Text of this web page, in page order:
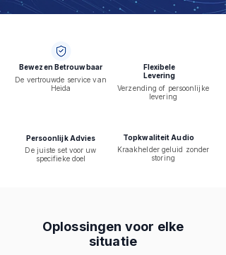
Bewezen Betrouwbaar
De vertrouwde service van
Heida
Flexibele
Levering
Verzending of persoonlijke
levering
Topkwaliteit Audio
Kraakhelder geluid zonder
storing
Persoonlijk Advies
De juiste set voor uw
specifieke doel
Oplossingen voor elke
situatie